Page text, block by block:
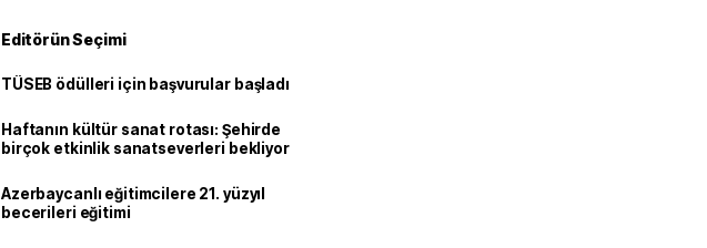
Editörün Seçimi
TÜSEB ödülleri için başvurular başladı
Haftanın kültür sanat rotası: Şehirde
birçok etkinlik sanatseverleri bekliyor
Azerbaycanlı eğitimcilere 21. yüzyıl
becerileri eğitimi